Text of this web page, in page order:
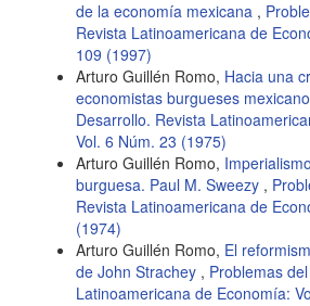
de la economía mexicana ,
Revista Latinoamericana de
109 (1997)
Arturo Guillén Romo, Hacia una
economistas burgueses
Desarrollo. Revista
Vol. 6 Núm. 23 (1975)
Arturo Guillén Romo,
burguesa. Paul M. Sweezy ,
Revista Latinoamericana de
(1974)
Arturo Guillén Romo, El
de John Strachey , Problemas
Latinoamericana de Economía: